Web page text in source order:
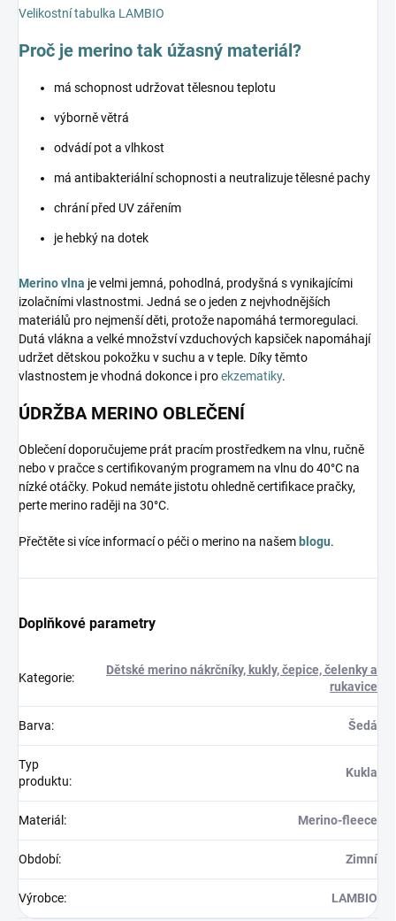
Velikostní tabulka LAMBIO
Proč je merino tak úžasný materiál?
má schopnost udržovat tělesnou teplotu
výborně větrá
odvádí pot a vlhkost
má antibakteriální schopnosti a neutralizuje tělesné pachy
chrání před UV zářením
je hebký na dotek
Merino vlna je velmi jemná, pohodlná, prodyšná s vynikajícími
izolačními vlastnostmi. Jedná se o jeden z nejvhodnějších
materiálů pro nejmenší děti, protože napomáhá termoregulaci.
Dutá vlákna a velké množství vzduchových kapsiček napomáhají
udržet dětskou pokožku v suchu a v teple. Díky těmto
vlastnostem je vhodná dokonce i proekzematiky.
ÚDRŽBA MERINO OBLEČENÍ
Oblečení doporučujeme prát pracím prostředkem na vlnu, ručně
nebo v pračce s certifikovaným programem na vlnu do 40°C na
nízké otáčky. Pokud nemáte jistotu ohledně certifikace pračky,
perte merino raději na 30°C.
Přečtěte si více informací o péči o merino na našem blogu.
Doplňkové parametry
Kategorie:
Dětské merino nákrčníky, kukly, čepice, čelenky a
rukavice
Barva: Šedá
Typ
produktu:
Kukla
Materiál : Merino-fleece
Období: Zimní
Výrobce: LAMBIO